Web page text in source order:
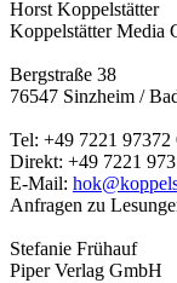
Horst Koppelstätter
Koppelstätter Media
Bergstraße 38
76547 Sinzheim /
Tel: +49 7221 97372
Direkt: +49 7221
E-Mail:
Anfragen zu
Stefanie Frühauf
Piper Verlag GmbH